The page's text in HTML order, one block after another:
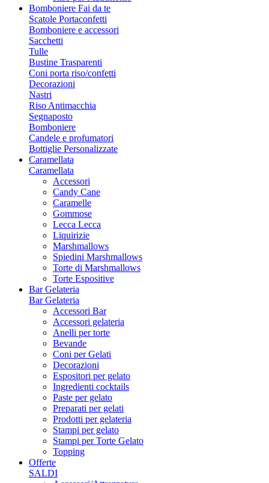
Bomboniere Fai da te
Scatole Portaconfetti
Bomboniere e accessori
Sacchetti
Tulle
Bustine Trasparenti
Coni porta riso/confetti
Decorazioni
Nastri
Riso Antimacchia
Segnaposto
Bomboniere
Candele e profumatori
Bottiglie Personalizzate
Caramellata
Caramellata
Accessori
Candy Cane
Caramelle
Gommose
Lecca Lecca
Liquirizie
Marshmallows
Spiedini Marshmallows
Torte di Marshmallows
Torte Espositive
Bar Gelateria
Bar Gelateria
Accessori Bar
Accessori gelateria
Anelli per torte
Bevande
Coni per Gelati
Decorazioni
Espositori per gelato
Ingredienti cocktails
Paste per gelato
Preparati per gelati
Prodotti per gelateria
Stampi per gelato
Stampi per Torte Gelato
Topping
Offerte
SALDI